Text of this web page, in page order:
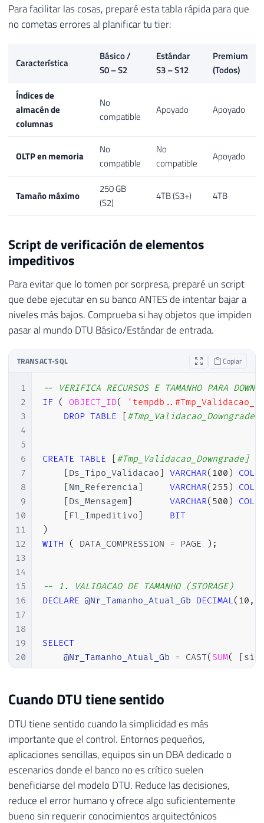
Para facilitar las cosas, preparé esta tabla rápida para que
no cometas errores al planificar tu tier:
Característica
Básico /
S0 – S2
Estándar
S3 – S12
Premium
(Todos)
Índices de
almacén de
columnas
No
compatible
Apoyado Apoyado
OLTP en memoria
No
compatible
No
compatible
Apoyado
Tamaño máximo
250 GB
(S2)
4TB (S3+) 4TB
Script de verificación de elementos
impeditivos
Para evitar que lo tomen por sorpresa, preparé un script
que debe ejecutar en su banco ANTES de intentar bajar a
niveles más bajos. Comprueba si hay objetos que impiden
pasar al mundo DTU Básico/Estándar de entrada.
TRANSACT-SQL Copiar
1
2
3
4
5
6
7
8
9
10
11
12
13
14
15
16
17
18
19
20
21
23
25
26
27
28
29
30
31
-- VERIFICA RECURSOS E TAMANHO PARA
IF
( OBJECT_ID(
DROP TABLE [
CREATE TABLE [#Tmp_Validacao_Downgrade] (
[Ds_Tipo_Validacao] VARCHAR( 100 )
[Nm_Referencia] VARCHAR( 255 )
[Ds_Mensagem] VARCHAR( 500 )
[ Fl_Impeditivo]
BIT
)
WITH
( DATA_COMPRESSION = PAGE ) ;
-- 1. VALIDACAO DE TAMANHO (STORAGE)
DECLARE @Nr_Tamanho_Atual_Gb DECIMAL( 10 ,
SELECT
@Nr_Tamanho_Atual_Gb = CAST( SUM( [
FROM
WHERE
-- VERIFICA LIMITE PARA BASIC (2 GB)
IF ( @Nr_Tamanho_Atual_Gb > 2.0
BEGIN
INSERT INTO [
VALUES
Cuando DTU tiene sentido
DTU tiene sentido cuando la simplicidad es más
importante que el control. Entornos pequeños,
aplicaciones sencillas, equipos sin un DBA dedicado o
escenarios donde el banco no es crítico suelen
beneficiarse del modelo DTU. Reduce las decisiones,
reduce el error humano y ofrece algo suficientemente
bueno sin requerir conocimientos arquitectónicos